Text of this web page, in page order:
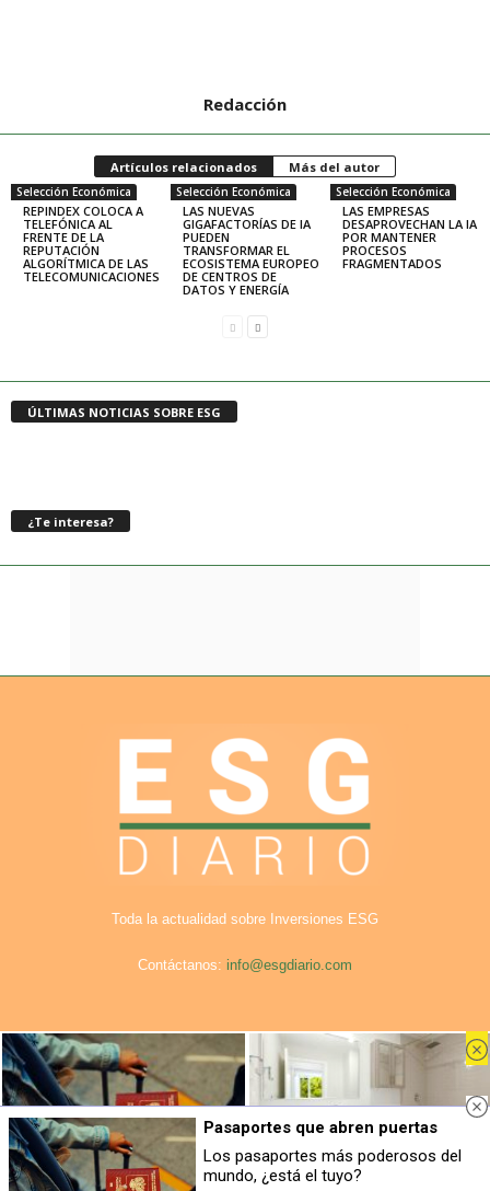
Redacción
Artículos relacionados Más del autor
Selección Económica
REPINDEX COLOCA A
TELEFÓNICA AL
FRENTE DE LA
REPUTACIÓN
ALGORÍTMICA DE LAS
TELECOMUNICACIONES
Selección Económica
LAS NUEVAS
GIGAFACTORÍAS DE IA
PUEDEN
TRANSFORMAR EL
ECOSISTEMA EUROPEO
DE CENTROS DE
DATOS Y ENERGÍA
Selección Económica
LAS EMPRESAS
DESAPROVECHAN LA IA
POR MANTENER
PROCESOS
FRAGMENTADOS
ÚLTIMAS NOTICIAS SOBRE ESG
¿Te interesa?
Toda la actualidad sobre Inversiones ESG
Contáctanos: info@esgdiario.com
Aviso Legal Privacidad Cookies
Publicidad en ESG Diario
Nosotros
© COPYRIGHT. Todos los derechos reservados ESG DIario.
Pasaportes que abren puertas
Los pasaportes más poderosos del
mundo, ¿está el tuyo?
Pasaportes que abren puertas ¿Conocías estos 5 consejos?